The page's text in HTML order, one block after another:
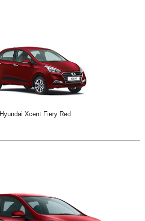
Hyundai Xcent Fiery Red